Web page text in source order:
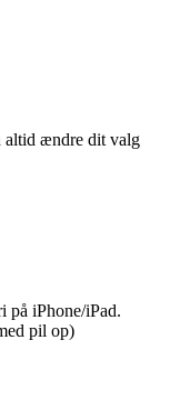
altid ændre dit valg
på iPhone/iPad.
pil op)